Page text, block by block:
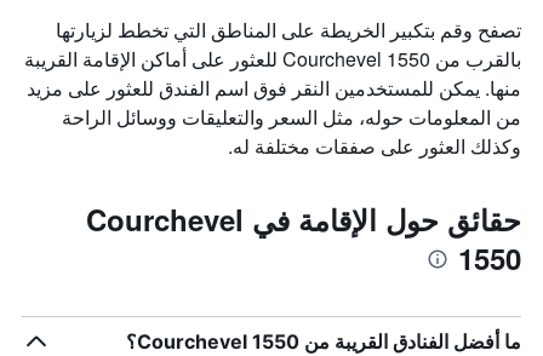
تصفح وقم بتكبير الخريطة على المناطق التي تخطط لزيارتها
بالقرب من Courchevel 1550 للعثور على أماكن الإقامة القريبة
منها. يمكن للمستخدمين النقر فوق اسم الفندق للعثور على مزيد
من المعلومات حوله، مثل السعر والتعليقات ووسائل الراحة
وكذلك العثور على صفقات مختلفة له.
حقائق حول الإقامة في Courchevel
1550
ما أفضل الفنادق القريبة من Courchevel 1550؟